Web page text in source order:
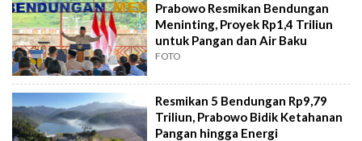
Prabowo Resmikan Bendungan
Meninting, Proyek Rp1,4 Triliun
untuk Pangan dan Air Baku
FOTO
Resmikan 5 Bendungan Rp9,79
Triliun, Prabowo Bidik Ketahanan
Pangan hingga Energi